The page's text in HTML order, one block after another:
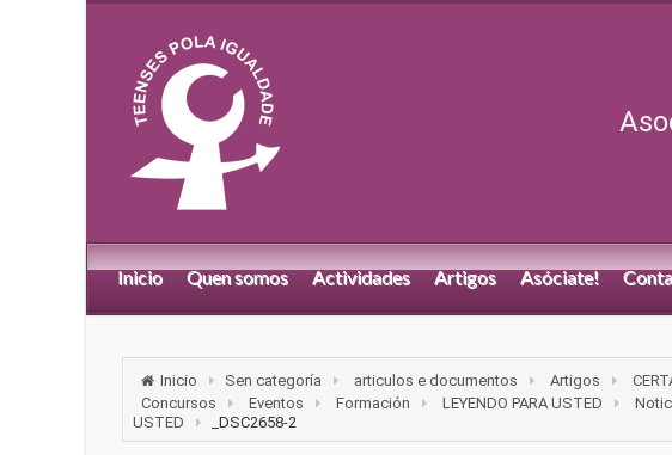
Inicio Quen somos Actividades Artigos Asóciate!
Inicio Sen categoría articulos e documentos Artigos
Concursos
Eventos Formación LEYENDO PARA USTED
USTED
_DSC2658-2